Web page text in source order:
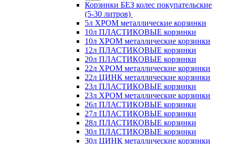
Корзинки БЕЗ колес покупательские
(5-30 литров)
5л ХРОМ металлические корзинки
10л ПЛАСТИКОВЫЕ корзинки
10л ХРОМ металлические корзинки
12л ПЛАСТИКОВЫЕ корзинки
20л ПЛАСТИКОВЫЕ корзинки
22л ХРОМ металлические корзинки
22л ЦИНК металлические корзинки
23л ПЛАСТИКОВЫЕ корзинки
23л ХРОМ металлические корзинки
26л ПЛАСТИКОВЫЕ корзинки
27л ПЛАСТИКОВЫЕ корзинки
28л ПЛАСТИКОВЫЕ корзинки
30л ПЛАСТИКОВЫЕ корзинки
30л ЦИНК металлические корзинки